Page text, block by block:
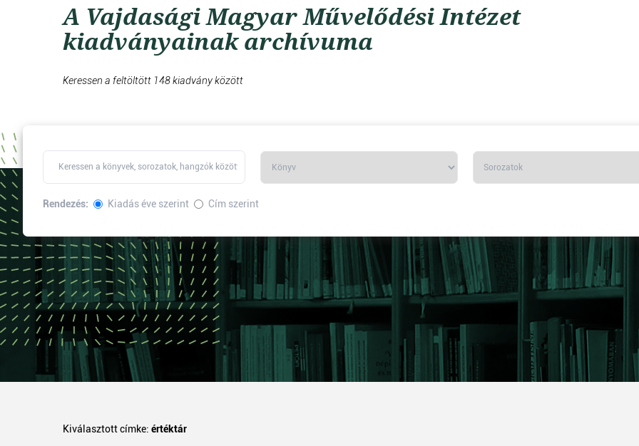
A Vajdasági Magyar Művelődési Intézet
kiadványainak archívuma
Keressen a feltöltött 148 kiadvány között
Rendezés: Kiadás éve szerint Cím szerint
Kiválasztott címke: értéktár